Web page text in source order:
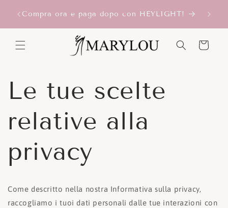
direttamente
ai contenuti
Compra ora e paga dopo con HEYLIGHT!
Carrello
Le tue scelte
relative alla
privacy
Come descritto nella nostra Informativa sulla privacy,
raccogliamo i tuoi dati personali dalle tue interazioni con